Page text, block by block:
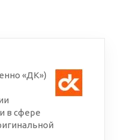
«ДК»)
в сфере